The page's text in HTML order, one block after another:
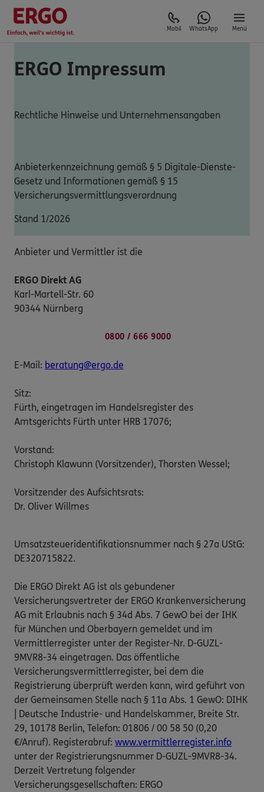
Mobil WhatsApp Menü
ERGO Impressum
Rechtliche Hinweise und Unternehmensangaben
Anbieterkennzeichnung gemäß § 5 Digitale-Dienste-
Gesetz und Informationen gemäß § 15
Versicherungsvermittlungsverordnung
Stand 1/2026
Anbieter und Vermittler ist die
ERGO Direkt AG
Karl-Martell-Str. 60
90344 Nürnberg
0800 / 666 9000
E-Mail: beratung@ergo.de
Sitz:
Fürth, eingetragen im Handelsregister des
Amtsgerichts Fürth unter HRB 17076;
Vorstand:
Christoph Klawunn (Vorsitzender), Thorsten Wessel;
Vorsitzender des Aufsichtsrats:
Dr. Oliver Willmes
Umsatzsteueridentifikationsnummer nach § 27a UStG:
DE320715822.
Die ERGO Direkt AG ist als gebundener
Versicherungsvertreter der ERGO Krankenversicherung
AG mit Erlaubnis nach § 34d Abs. 7 GewO bei der IHK
für München und Oberbayern gemeldet und im
Vermittlerregister unter der Register-Nr. D-GUZL-
9MVR8-34 eingetragen. Das öffentliche
Versicherungsvermittlerregister, bei dem die
Registrierung überprüft werden kann, wird geführt von
der Gemeinsamen Stelle nach § 11a Abs. 1 GewO: DIHK
| Deutsche Industrie- und Handelskammer, Breite Str.
29, 10178 Berlin, Telefon: 01806 / 00 58 50 (0,20
€/Anruf). Registerabruf: www.vermittlerregister.info
unter der Registrierungsnummer D-GUZL-9MVR8-34.
Derzeit Vertretung folgender
Versicherungsgesellschaften: ERGO